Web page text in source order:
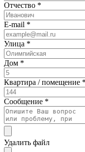
Отчество *
E-mail *
Улица *
Дом *
Квартира / помещение *
Сообщение *
Удалить файл